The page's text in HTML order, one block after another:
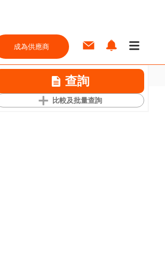
成為供應商
查詢
比較及批量查詢